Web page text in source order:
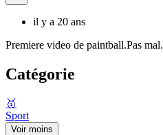
il y a 20 ans
Premiere video de paintball.Pas mal.
Catégorie
🥇
Sport
Voir moins